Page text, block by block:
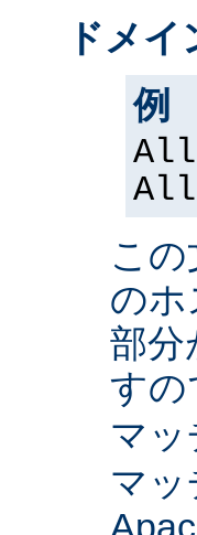
ドメ
例
こ
のホ
部分
すの
マッ
マ